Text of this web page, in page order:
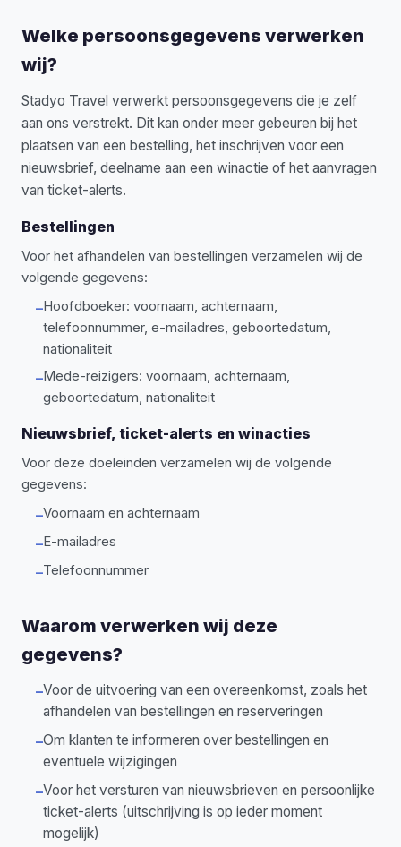
Welke persoonsgegevens verwerken
wij?
Stadyo Travel verwerkt persoonsgegevens die je zelf
aan ons verstrekt. Dit kan onder meer gebeuren bij het
plaatsen van een bestelling, het inschrijven voor een
nieuwsbrief, deelname aan een winactie of het aanvragen
van ticket-alerts.
Bestellingen
Voor het afhandelen van bestellingen verzamelen wij de
volgende gegevens:
–Hoofdboeker: voornaam, achternaam,
telefoonnummer, e-mailadres, geboortedatum,
nationaliteit
–Mede-reizigers: voornaam, achternaam,
geboortedatum, nationaliteit
Nieuwsbrief, ticket-alerts en winacties
Voor deze doeleinden verzamelen wij de volgende
gegevens:
–Voornaam en achternaam
–E-mailadres
–Telefoonnummer
Waarom verwerken wij deze
gegevens?
–Voor de uitvoering van een overeenkomst, zoals het
afhandelen van bestellingen en reserveringen
–Om klanten te informeren over bestellingen en
eventuele wijzigingen
–Voor het versturen van nieuwsbrieven en persoonlijke
ticket-alerts (uitschrijving is op ieder moment
mogelijk)